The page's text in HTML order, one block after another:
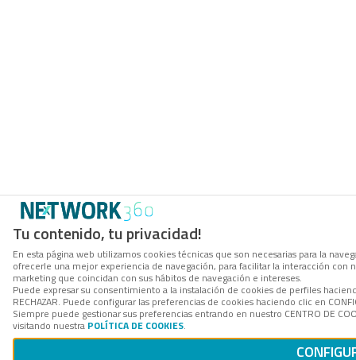
Tu contenido, tu privacidad!
En esta página web utilizamos cookies técnicas que son necesarias para la
ofrecerle una mejor experiencia de navegación, para facilitar la interacción
marketing que coincidan con sus hábitos de navegación e intereses.
Puede expresar su consentimiento a la instalación de cookies de perfiles
RECHAZAR. Puede configurar las preferencias de cookies haciendo clic en
Siempre puede gestionar sus preferencias entrando en nuestro CENTRO DE
visitando nuestra POLÍTICA DE COOKIES.